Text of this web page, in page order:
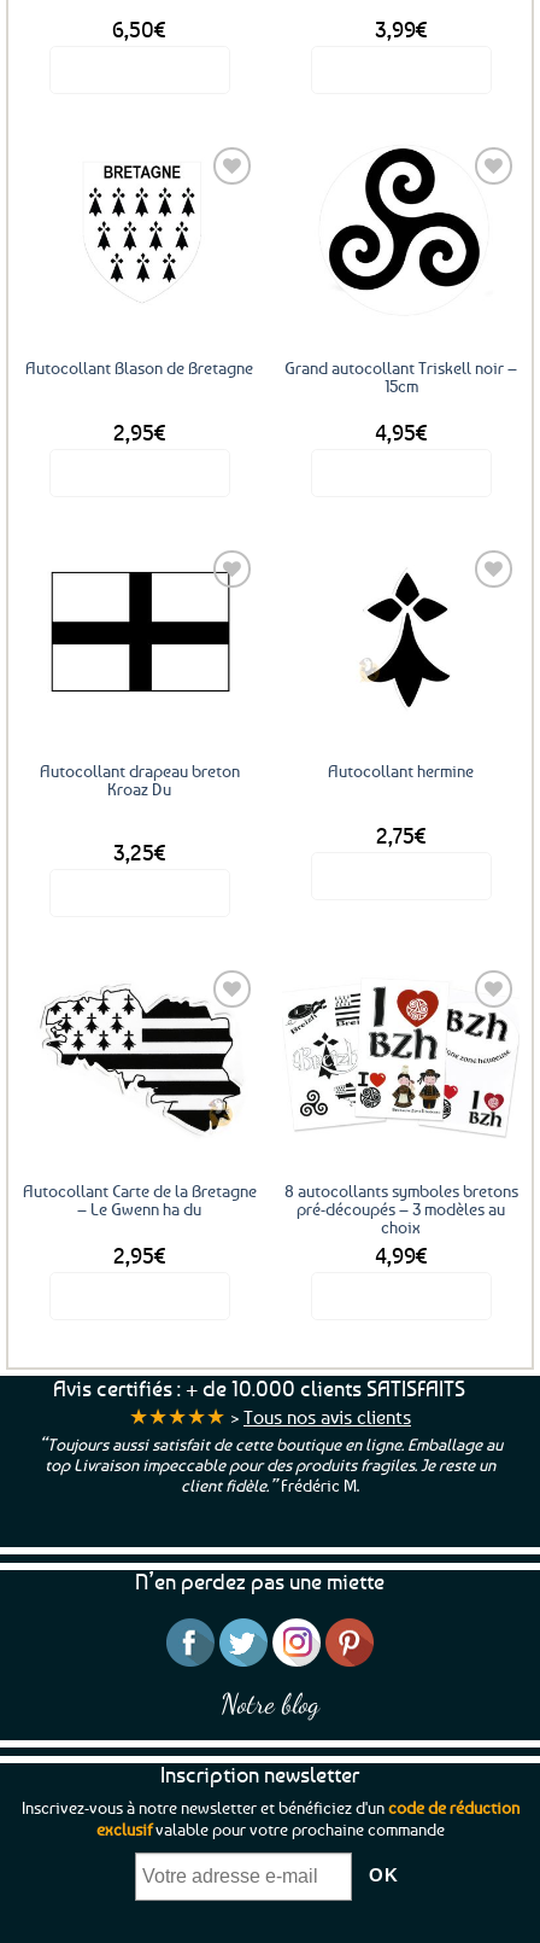
6,50€ 3,99€
Autocollant Blason de Bretagne
2,95€
Ajouter
aux
favoris
Grand autocollant Triskell noir –
15cm
4,95€
Ajouter
Autocollant drapeau breton
Kroaz Du
3,25€
plusieurs
variations.
Les
sur
Autocollant hermine
2,75€
Ajouter
aux
favoris
Autocollant Carte de la Bretagne
– Le Gwenn ha du
2,95€
Ajouter
favoris
8 autocollants symboles bretons
pré-découpés – 3 modèles au
choix
4,99€
a
plusieurs
variations.
Les
options
choisies
sur
page
du
Avis certifiés : + de 10.000 clients SATISFAITS
★★★★★ > Tous nos avis clients
“Toujours aussi satisfait de cette boutique en ligne. Emballage au
top Livraison impeccable pour des produits fragiles. Je reste un
client fidèle.”Frédéric M.
N’en perdez pas une miette
Notre blog
Inscription newsletter
Inscrivez-vous à notre newsletter et bénéficiez d'uncode de réduction
exclusifvalable pour votre prochaine commande